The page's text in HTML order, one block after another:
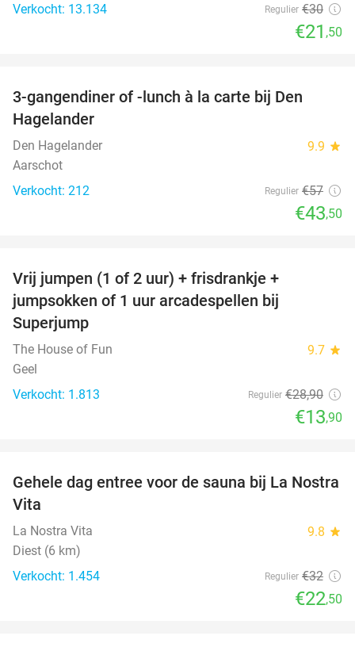
Verkocht: 13.134
Regulier €30
€21 ,50
3-gangendiner of -lunch à la carte bij Den
Hagelander
Den Hagelander 9.9 star
Aarschot
Verkocht: 212
Regulier €57
€43,50
Vrij jumpen (1 of 2 uur) + frisdrankje +
jumpsokken of 1 uur arcadespellen bij
Superjump
The House of Fun 9.7 star
Geel
Verkocht: 1.813
Regulier €28,90
€13,90
30%
Gehele dag entree voor de sauna bij La Nostra
Vita
La Nostra Vita 9.8 star
Diest (6 km)
Verkocht: 1.454
Regulier €32
€22,50